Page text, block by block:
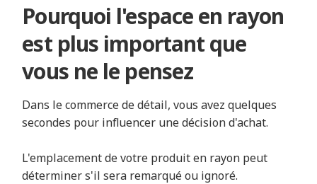
Pourquoi l'espace en rayon
est plus important que
vous ne le pensez
Dans le commerce de détail, vous avez quelques
secondes pour influencer une décision d'achat.
L'emplacement de votre produit en rayon peut
déterminer s'il sera remarqué ou ignoré.